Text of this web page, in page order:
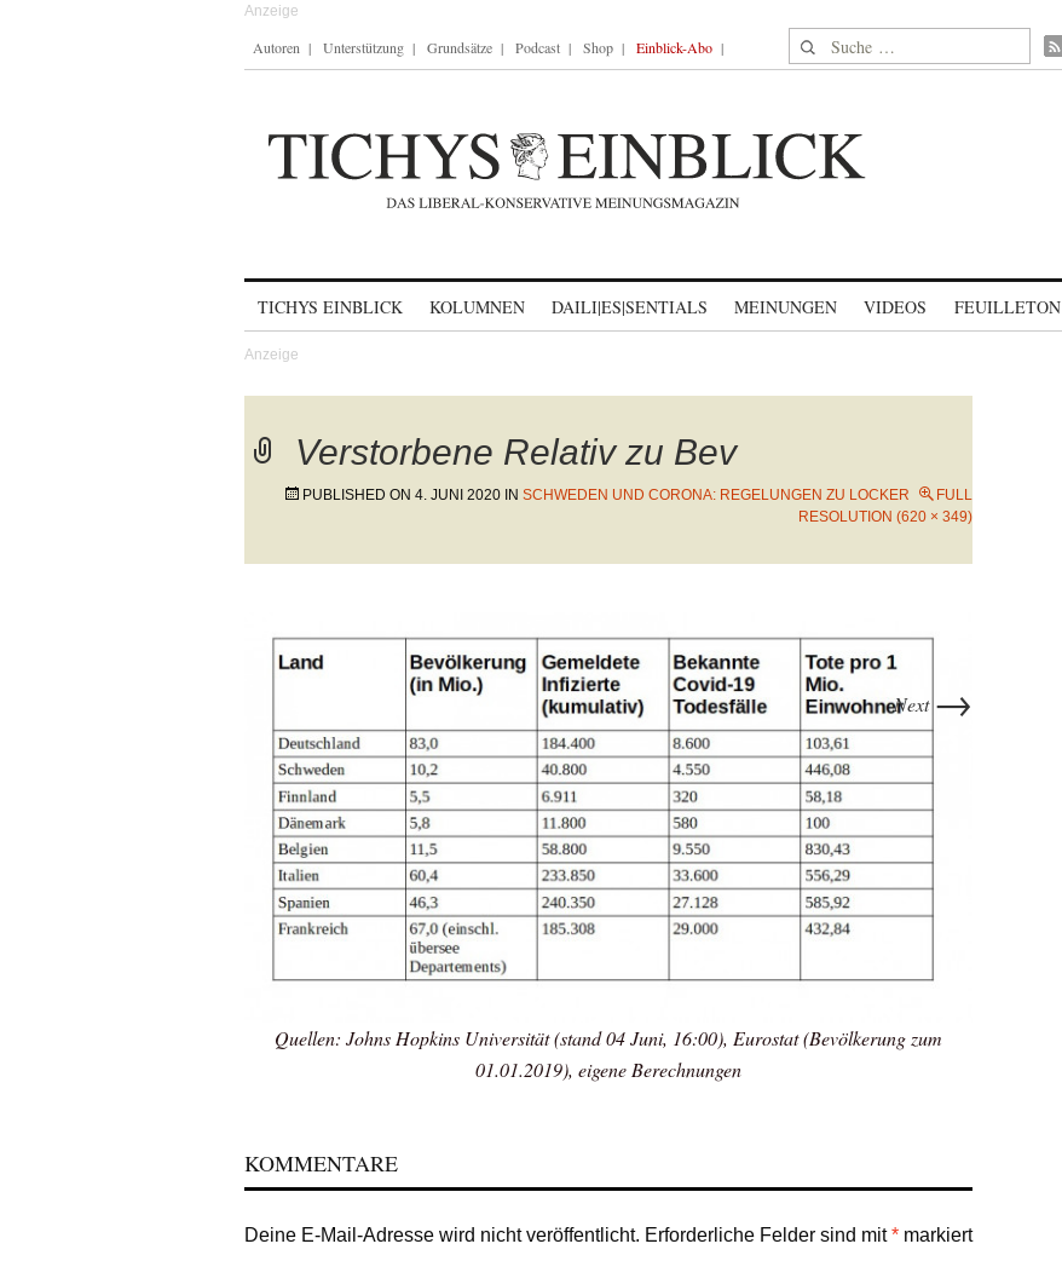
Autoren Unterstützung Grundsätze Podcast Shop Einblick-Abo Suche nach:
TICHYS EINBLICK KOLUMNEN DAILI|ES|SENTIALS MEINUNGEN VIDEOS FEUILLETON
Verstorbene Relativ zu Bev
PUBLISHED ON 4. JUNI 2020 IN SCHWEDEN UND CORONA: REGELUNGEN ZU LOCKER
FULL
RESOLUTION (620 × 349)
Next →
Quellen: Johns Hopkins Universität (stand 04 Juni, 16:00), Eurostat (Bevölkerung zum
01.01.2019), eigene Berechnungen
KOMMENTARE
Deine E-Mail-Adresse wird nicht veröffentlicht. Erforderliche Felder sind mit* markiert